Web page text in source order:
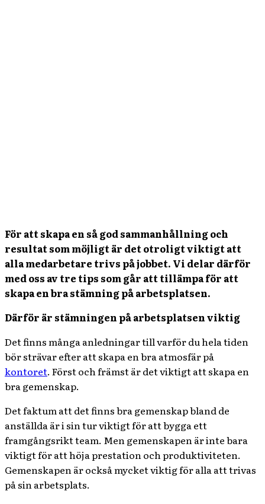
För att skapa en så god sammanhållning och
resultat som möjligt är det otroligt viktigt att
alla medarbetare trivs på jobbet. Vi delar därför
med oss av tre tips som går att tillämpa för att
skapa en bra stämning på arbetsplatsen.
Därför är stämningen på arbetsplatsen viktig
Det finns många anledningar till varför du hela tiden
bör strävar efter att skapa en bra atmosfär på
kontoret. Först och främst är det viktigt att skapa en
bra gemenskap.
Det faktum att det finns bra gemenskap bland de
anställda är i sin tur viktigt för att bygga ett
framgångsrikt team. Men gemenskapen är inte bara
viktigt för att höja prestation och produktiviteten.
Gemenskapen är också mycket viktig för alla att trivas
på sin arbetsplats.